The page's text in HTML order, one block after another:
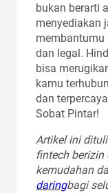
bukan berarti
menyediakan
membantumu
dan legal.
bisa
kamu
dan
Sobat Pintar!
Artikel ini
fintech berizin
kemudahan
daringbagi